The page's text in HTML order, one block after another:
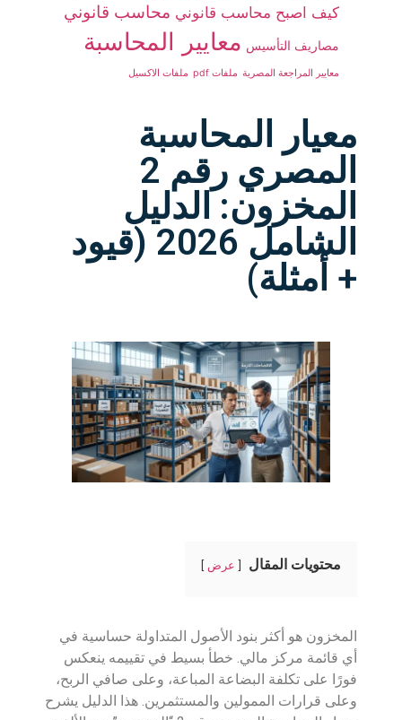
كيف اصبح محاسب قانوني محاسب قانوني
مصاريف التأسيس معايير المحاسبة
معايير المراجعة المصرية ملفات pdf ملفات الاكسيل
معيار المحاسبة
المصري رقم 2
المخزون: الدليل
الشامل 2026 (قيود
+ أمثلة)
محتويات المقال عرض
المخزون هو أكثر بنود الأصول المتداولة حساسية في
أي قائمة مركز مالي. خطأ بسيط في تقييمه ينعكس
فورًا على تكلفة البضاعة المباعة، وعلى صافي الربح،
وعلى قرارات الممولين والمستثمرين. هذا الدليل يشرح